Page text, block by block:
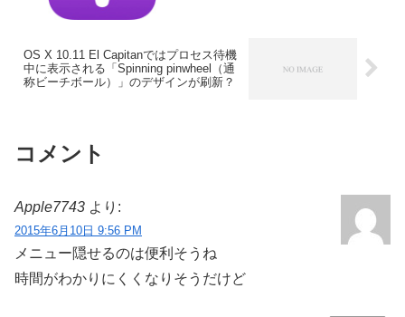
OS X 10.11 El Capitanではプロセス待機
中に表示される「Spinning pinwheel（通
称ビーチボール）」のデザインが刷新？
コメント
Apple7743 より:
2015年6月10日 9:56 PM
メニュー隠せるのは便利そうね
時間がわかりにくくなりそうだけど